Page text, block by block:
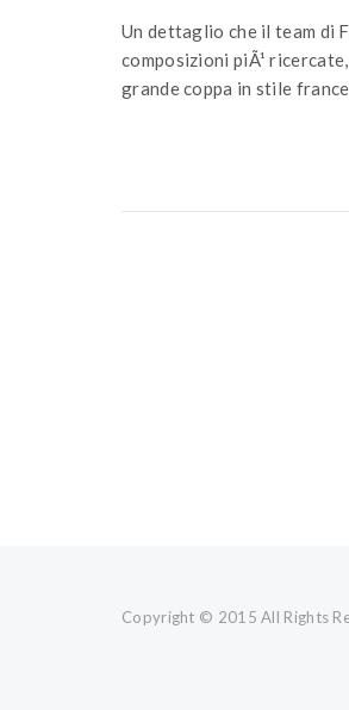
Un dettaglio che il team di
composizioni piÃ¹
grande coppa in stile
Copyright © 2015 All Rights